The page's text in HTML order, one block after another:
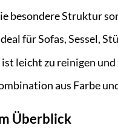
besondere Struktur
für Sofas, Sessel,
leicht zu reinigen und
aus Farbe
Überblick